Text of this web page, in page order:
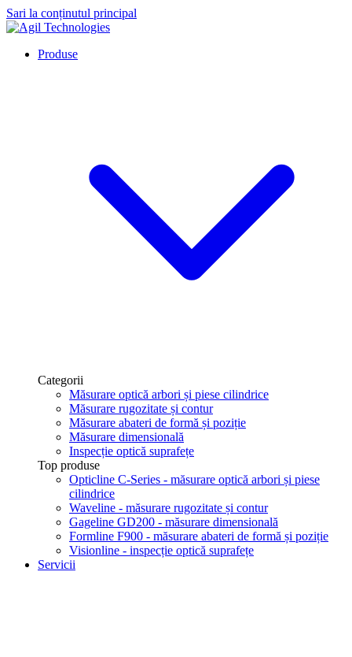
Sari la conținutul principal
Produse
Categorii
Măsurare optică arbori și piese cilindrice
Măsurare rugozitate și contur
Măsurare abateri de formă și poziție
Măsurare dimensională
Inspecție optică suprafețe
Top produse
Opticline C-Series - măsurare optică arbori și piese
cilindrice
Waveline - măsurare rugozitate și contur
Gageline GD200 - măsurare dimensională
Formline F900 - măsurare abateri de formă și poziție
Visionline - inspecție optică suprafețe
Servicii